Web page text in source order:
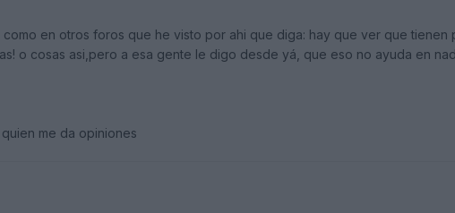
como en otros foros que he visto por ahi que diga: hay que ver que tienen
o cosas asi,pero a esa gente le digo desde yá, que eso no ayuda en
me da opiniones